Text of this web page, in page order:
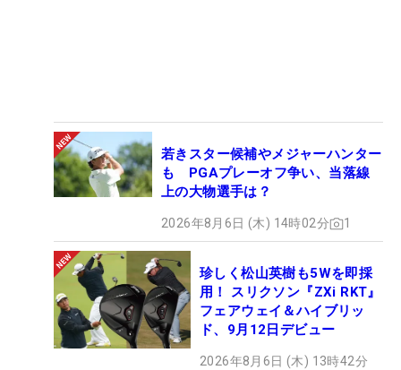
若きスター候補やメジャーハンター
も PGAプレーオフ争い、当落線
上の大物選手は？
2026年8月6日 (木) 14時02分 1
珍しく松山英樹も5Wを即採
用！ スリクソン『ZXi RKT』
フェアウェイ＆ハイブリッ
ド、9月12日デビュー
2026年8月6日 (木) 13時42分